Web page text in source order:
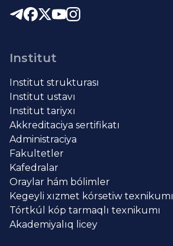
Institut
Institut strukturası
Institut ustavı
Institut tariyxı
Akkreditaciya sertifikatı
Administraciya
Fakultetler
Kafedralar
Oraylar hám bólimler
Kegeyli xızmet kórsetiw texnikumı
Tórtkúl kóp tarmaqlı texnikumı
Akademiyalıq licey